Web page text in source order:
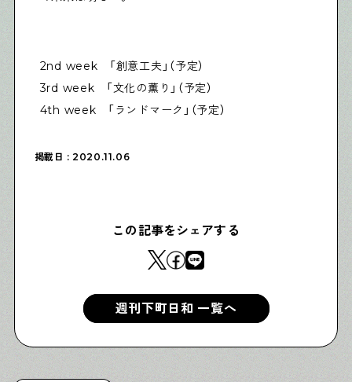
2nd week 「創意工夫」（予定）
3rd week 「文化の薫り」（予定）
4th week 「ランドマーク」（予定）
掲載日 : 2020.11.06
この記事をシェアする
週刊下町日和 一覧へ